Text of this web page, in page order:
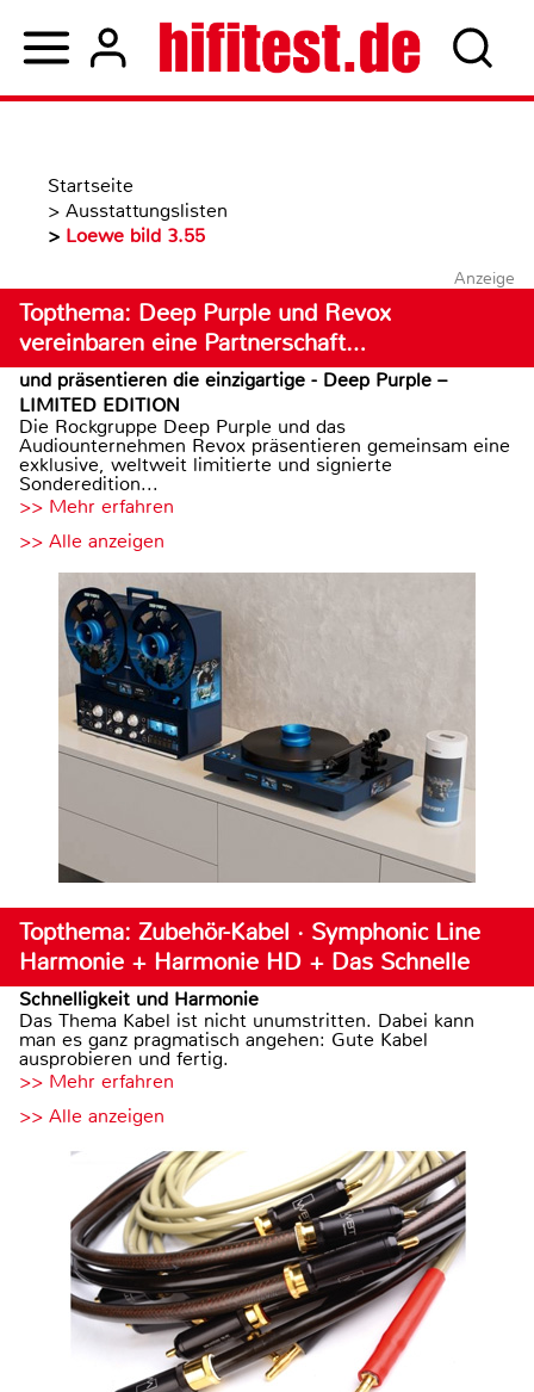
Startseite
> Ausstattungslisten
> Loewe bild 3.55
Anzeige
Topthema: Deep Purple und Revox
vereinbaren eine Partnerschaft…
und präsentieren die einzigartige - Deep Purple –
LIMITED EDITION
Die Rockgruppe Deep Purple und das
Audiounternehmen Revox präsentieren gemeinsam eine
exklusive, weltweit limitierte und signierte
Sonderedition...
>> Mehr erfahren
>> Alle anzeigen
Topthema: Zubehör-Kabel · Symphonic Line
Harmonie + Harmonie HD + Das Schnelle
Schnelligkeit und Harmonie
Das Thema Kabel ist nicht unumstritten. Dabei kann
man es ganz pragmatisch angehen: Gute Kabel
ausprobieren und fertig.
>> Mehr erfahren
>> Alle anzeigen